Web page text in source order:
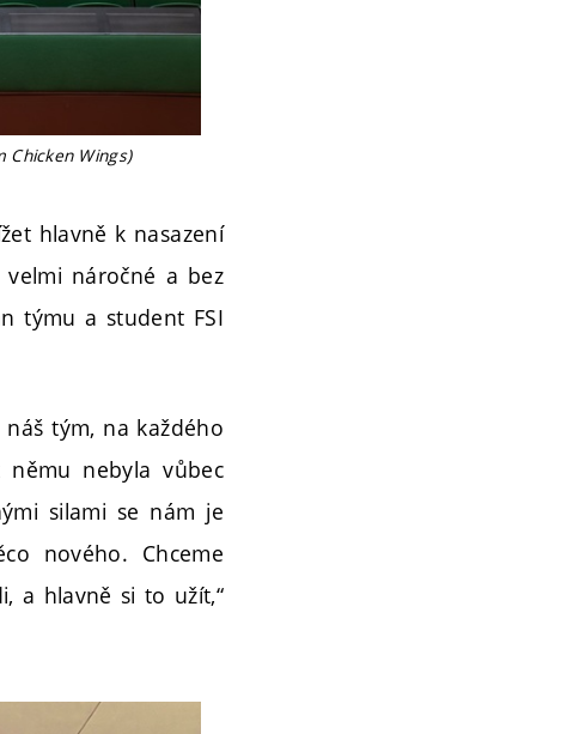
Wings)
hlavně k nasazení
náročné a bez
týmu a student FSI
tým, na každého
němu nebyla vůbec
silami se nám je
nového. Chceme
a hlavně si to užít,“